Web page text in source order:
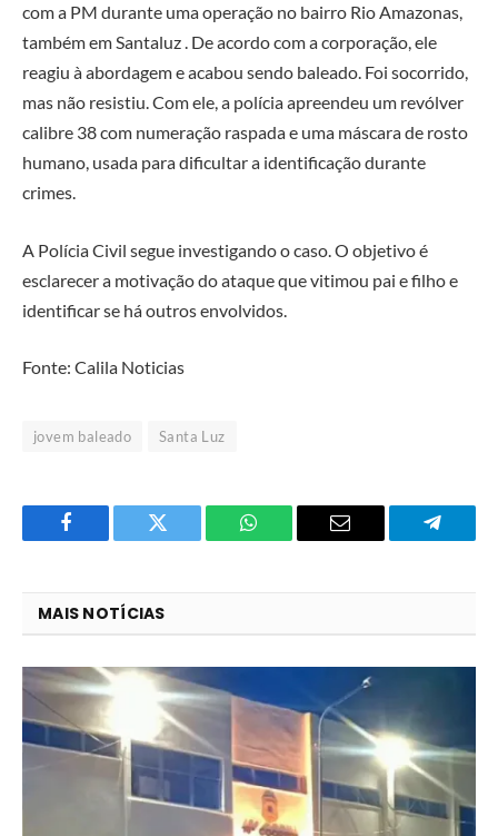
com a PM durante uma operação no bairro Rio Amazonas,
também em Santaluz . De acordo com a corporação, ele
reagiu à abordagem e acabou sendo baleado. Foi socorrido,
mas não resistiu. Com ele, a polícia apreendeu um revólver
calibre 38 com numeração raspada e uma máscara de rosto
humano, usada para dificultar a identificação durante
crimes.
A Polícia Civil segue investigando o caso. O objetivo é
esclarecer a motivação do ataque que vitimou pai e filho e
identificar se há outros envolvidos.
Fonte: Calila Noticias
jovem baleado Santa Luz
Facebook Twitter
O
WhatsApp?
E-
MAIS NOTÍCIAS